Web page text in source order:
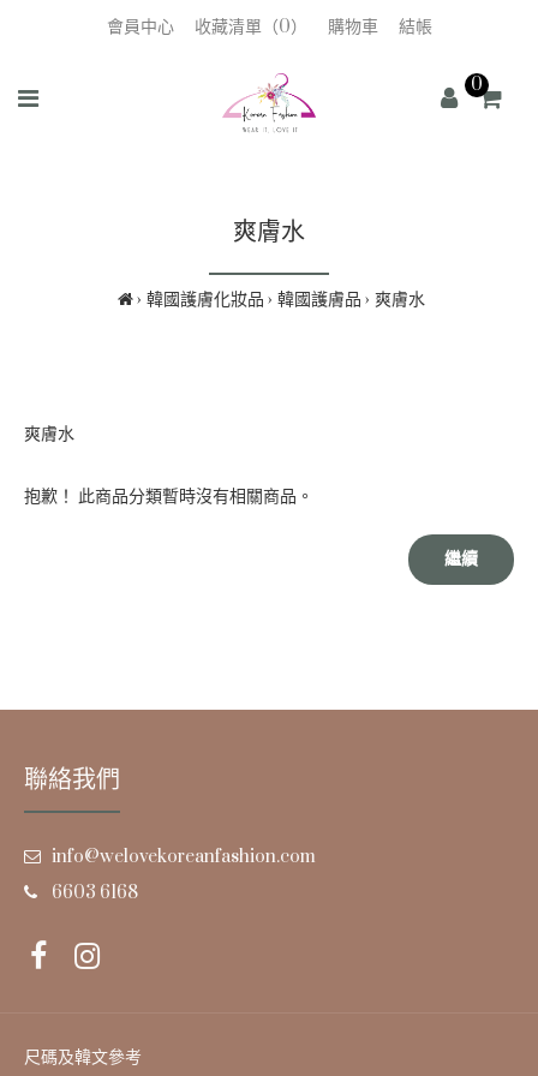
會員中心 收藏清單（0） 購物車 結帳
0
爽膚水
韓國護膚化妝品 韓國護膚品 爽膚水
爽膚水
抱歉！ 此商品分類暫時沒有相關商品。
繼續
聯絡我們
info@welovekoreanfashion.com
6603 6168
尺碼及韓文參考